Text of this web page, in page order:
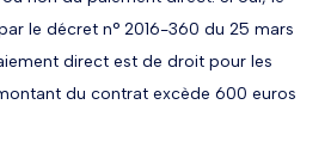
le décret n° 2016-360 du 25 mars
direct est de droit pour les
du contrat excède 600 euros